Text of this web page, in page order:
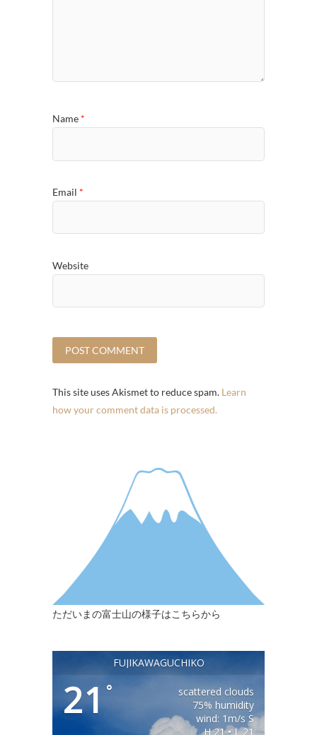
Name *
Email *
Website
This site uses Akismet to reduce spam. Learn
how your comment data is processed.
ただいまの富士山の様子はこちらから
FUJIKAWAGUCHIKO
21°
scattered clouds
75% humidity
wind: 1m/s S
H 21 • L 21